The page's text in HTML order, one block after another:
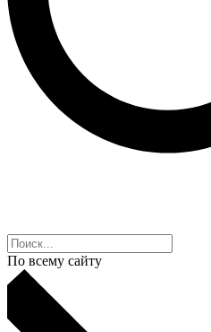
По всему сайту